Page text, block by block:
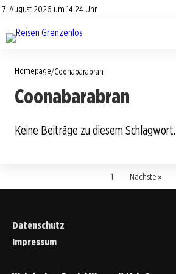
7. August 2026 um 14:24 Uhr
Datenschutz
Road Trips
Reisetipps
Homepage/Coonabarabran
Coonabarabran
Keine Beiträge zu diesem Schlagwort.
1 Nächste »
Datenschutz
Impressum